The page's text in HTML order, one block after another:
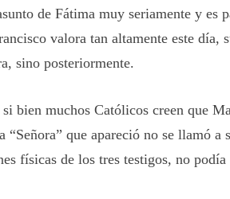
de Fátima muy seriamente y es
valora tan altamente este día,
sino posteriormente.
bien muchos Católicos creen que
“Señora” que apareció no se llamó
físicas de los tres testigos, no